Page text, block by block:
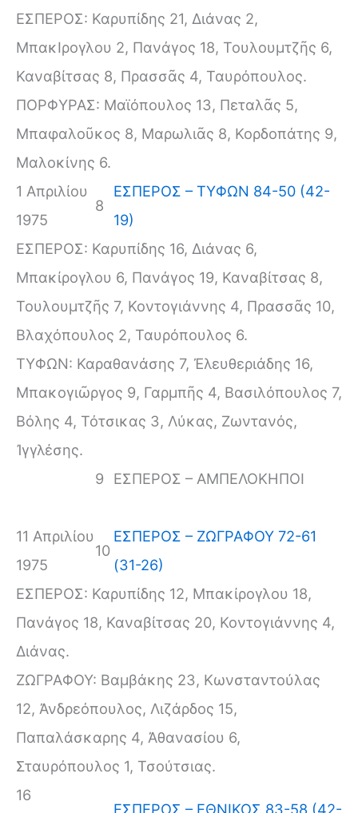
ΕΣΠΕΡΟΣ: Καρυπίδης 21, Διάνας 2,
ΜπακΙρογλου 2, Πανάγος 18, Τουλουμτζῆς 6,
Καναβίτσας 8, Πρασσᾶς 4, Ταυρόπουλος.
ΠΟΡΦΥΡΑΣ: Μαϊόπουλος 13, Πεταλᾶς 5,
Μπαφαλοῦκος 8, Μαρωλιᾶς 8, Κορδοπάτης 9,
Μαλοκίνης 6.
1 Απριλίου
1975
8
ΕΣΠΕΡΟΣ – ΤΥΦΩΝ 84-50 (42-
19)
ΕΣΠΕΡΟΣ: Καρυπίδης 16, Διάνας 6,
Μπακίρογλου 6, Πανάγος 19, Καναβίτσας 8,
Τουλουμτζῆς 7, Κοντογιάννης 4, Πρασσᾶς 10,
Βλαχόπουλος 2, Ταυρόπουλος 6.
ΤΥΦΩΝ: Καραθανάσης 7, Ἐλευθεριάδης 16,
Μπακογιῶργος 9, Γαρμπῆς 4, Βασιλόπουλος 7,
Βόλης 4, Τότσικας 3, Λύκας, Ζωντανός,
Ἰγγλέσης.
9
ΕΣΠΕΡΟΣ – ΑΜΠΕΛΟΚΗΠΟΙ
11 Απριλίου
1975
10
ΕΣΠΕΡΟΣ – ΖΩΓΡΑΦΟΥ 72-61
(31-26)
ΕΣΠΕΡΟΣ: Καρυπίδης 12, Μπακίρογλου 18,
Πανάγος 18, Καναβίτσας 20, Κοντογιάννης 4,
Διάνας.
ΖΩΓΡΑΦΟΥ: Βαμβάκης 23, Κωνσταντούλας
12, Ἀνδρεόπουλος, Λιζάρδος 15,
Παπαλάσκαρης 4, Ἀθανασίου 6,
Σταυρόπουλος 1, Τσούτσιας.
16
ΕΣΠΕΡΟΣ – ΕΘΝΙΚΟΣ 83-58 (42-